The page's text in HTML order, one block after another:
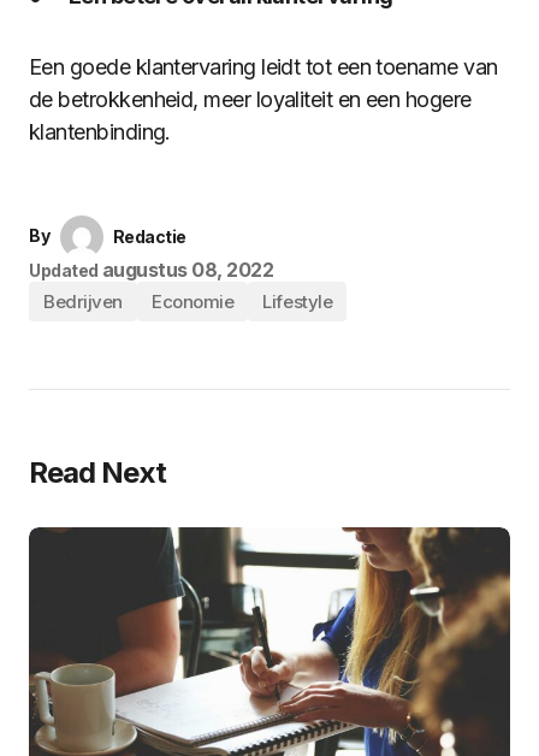
Een goede klantervaring leidt tot een toename van
de betrokkenheid, meer loyaliteit en een hogere
klantenbinding.
By
Redactie
Updated augustus 08, 2022
Bedrijven Economie Lifestyle
Read Next